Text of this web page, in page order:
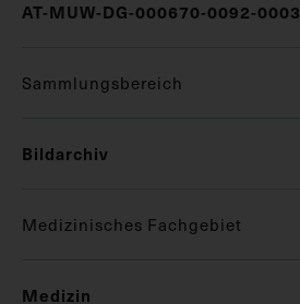
AT-MUW-DG-000670-0092-0003
Sammlungsbereich
Bildarchiv
Medizinisches Fachgebiet
Medizin